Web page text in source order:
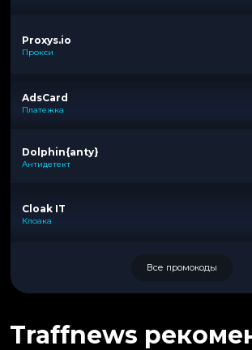
Proxys.io
Прокси
AdsCard
Платежка
Dolphin{anty}
Антидетект
Cloak IT
Клоака
Все промокоды
Traffnews